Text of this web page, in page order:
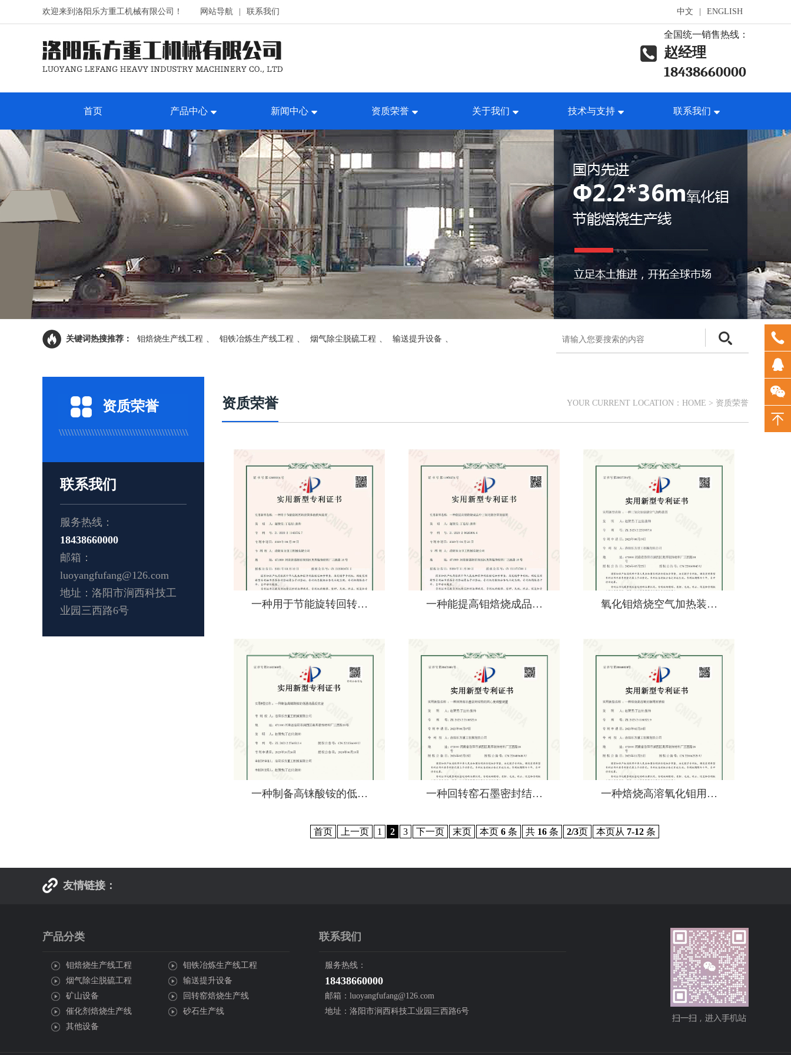
欢迎来到洛阳乐方重工机械有限公司！ 网站导航 联系我们 中文 ENGLISH
全国统一销售热线：
赵经理
18438660000
首页 产品中心 新闻中心 资质荣誉 关于我们 技术与支持 联系我们
关键词热搜推荐： 钼焙烧生产线工程 、 钼铁冶炼生产线工程 、 烟气除尘脱硫工程 、 输送提升设备 、
资质荣誉
联系我们
服务热线：
18438660000
邮箱：
luoyangfufang@126.com
地址：洛阳市涧西科技工
业园三西路6号
资质荣誉 YOUR CURRENT LOCATION： HOME > 资质荣誉
一种用于节能旋转回转… 一种能提高钼焙烧成品… 氧化钼焙烧空气加热装…
一种制备高铼酸铵的低… 一种回转窑石墨密封结… 一种焙烧高溶氧化钼用…
首页 上一页 1 2 3 下一页 末页 本页 6 条 共 16 条 2/3页 本页从 7-12 条
友情链接：
产品分类
钼焙烧生产线工程
钼铁冶炼生产线工程
烟气除尘脱硫工程
输送提升设备
矿山设备
回转窑焙烧生产线
催化剂焙烧生产线
砂石生产线
其他设备
联系我们
服务热线：
18438660000
邮箱：luoyangfufang@126.com
地址：洛阳市涧西科技工业园三西路6号